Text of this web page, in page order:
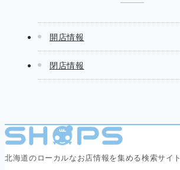
開店情報
閉店情報
北海道のローカルなお店情報を集める検索サイト